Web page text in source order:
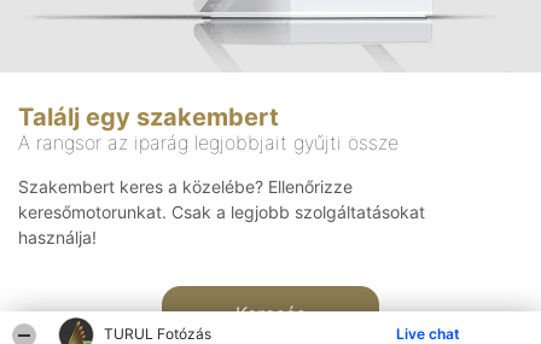
TURUL Fotózás Live chat
Találj egy szakembert
A rangsor az iparág legjobbjait gyűjti össze
Szakembert keres a közelébe? Ellenőrizze
keresőmotorunkat. Csak a legjobb szolgáltatásokat
használja!
Keresés